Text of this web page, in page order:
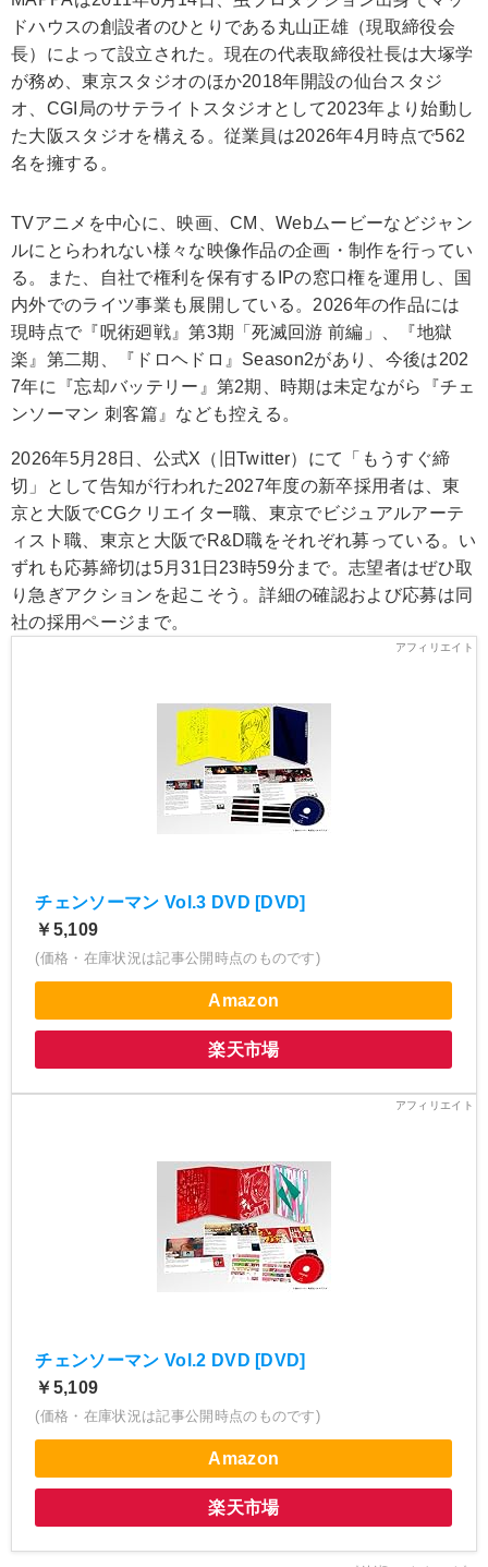
ドハウスの創設者のひとりである丸山正雄（現取締役会
長）によって設立された。現在の代表取締役社長は大塚学
が務め、東京スタジオのほか2018年開設の仙台スタジ
オ、CGI局のサテライトスタジオとして2023年より始動し
た大阪スタジオを構える。従業員は2026年4月時点で562
名を擁する。
TVアニメを中心に、映画、CM、Webムービーなどジャン
ルにとらわれない様々な映像作品の企画・制作を行ってい
る。また、自社で権利を保有するIPの窓口権を運用し、国
内外でのライツ事業も展開している。2026年の作品には
現時点で『呪術廻戦』第3期「死滅回游 前編」、『地獄
楽』第二期、『ドロヘドロ』Season2があり、今後は202
7年に『忘却バッテリー』第2期、時期は未定ながら『チェ
ンソーマン 刺客篇』なども控える。
2026年5月28日、公式X（旧Twitter）にて「もうすぐ締
切」として告知が行われた2027年度の新卒採用者は、東
京と大阪でCGクリエイター職、東京でビジュアルアーテ
ィスト職、東京と大阪でR&D職をそれぞれ募っている。い
ずれも応募締切は5月31日23時59分まで。志望者はぜひ取
り急ぎアクションを起こそう。詳細の確認および応募は同
社の採用ページまで。
チェンソーマン Vol.3 DVD [DVD]
￥5,109
(価格・在庫状況は記事公開時点のものです)
Amazon
楽天市場
チェンソーマン Vol.2 DVD [DVD]
￥5,109
(価格・在庫状況は記事公開時点のものです)
Amazon
楽天市場